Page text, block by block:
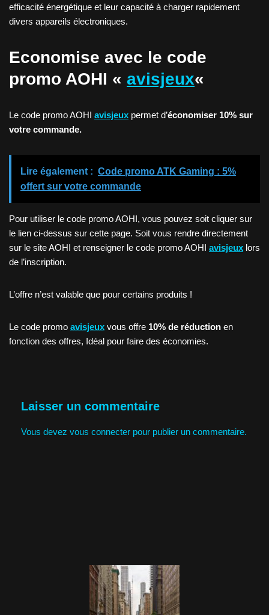
efficacité énergétique et leur capacité à charger rapidement
divers appareils électroniques.
Economise avec le code
promo AOHI « avisjeux«
Le code promo AOHI avisjeux permet d’économiser 10% sur
votre commande.
Lire également : Code promo ATK Gaming : 5%
offert sur votre commande
Pour utiliser le code promo AOHI, vous pouvez soit cliquer sur
le lien ci-dessus sur cette page. Soit vous rendre directement
sur le site AOHI et renseigner le code promo AOHI avisjeux lors
de l’inscription.
L’offre n’est valable que pour certains produits !
Le code promo avisjeux vous offre 10% de réduction en
fonction des offres, Idéal pour faire des économies.
Laisser un commentaire
Vous devez vous connecter pour publier un commentaire.